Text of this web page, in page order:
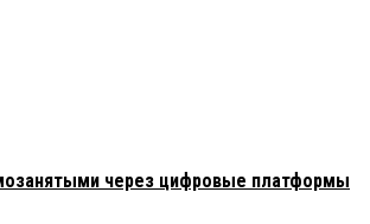
через цифровые платформы